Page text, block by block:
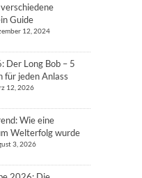
Guide
12, 2024
Der Long Bob – 5
für jeden Anlass
12, 2026
Wie eine
Welterfolg wurde
3, 2026